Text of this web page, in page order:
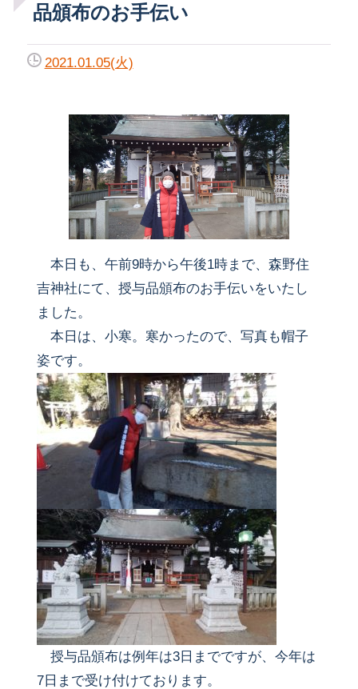
品頒布のお手伝い
2021.01.05(火)
本日も、午前9時から午後1時まで、森野住
吉神社にて、授与品頒布のお手伝いをいたし
ました。
本日は、小寒。寒かったので、写真も帽子
姿です。
授与品頒布は例年は3日までですが、今年は
7日まで受け付けております。